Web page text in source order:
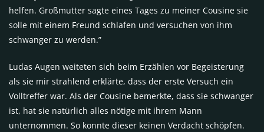
helfen. Großmutter sagte eines Tages zu meiner Cousine sie
solle mit einem Freund schlafen und versuchen von ihm
schwanger zu werden.”
Ludas Augen weiteten sich beim Erzählen vor Begeisterung
als sie mir strahlend erklärte, dass der erste Versuch ein
Volltreffer war. Als der Cousine bemerkte, dass sie schwanger
ist, hat sie natürlich alles nötige mit ihrem Mann
unternommen. So konnte dieser keinen Verdacht schöpfen.